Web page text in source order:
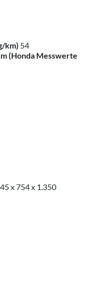
km) 54
(Honda Messwerte
x 754 x 1.350